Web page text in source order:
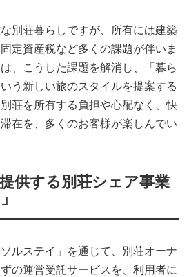
別荘暮らしですが、所有には建築
定資産税など多くの課題が伴いま
、こうした課題を解消し、「暮ら
う新しい旅のスタイルを提案する
荘を所有する負担や心配なく、快
在を、多くのお客様が楽しんでい
供する別荘シェア事業
ルステイ」を通じて、別荘オーナ
の運営受託サービスを、利用者に